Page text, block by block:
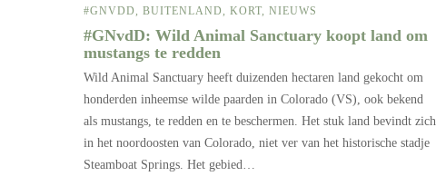
#GNVDD BUITENLAND KORT NIEUWS
#GNvdD: Wild Animal Sanctuary koopt land om
mustangs te redden
Wild Animal Sanctuary heeft duizenden hectaren land gekocht om
honderden inheemse wilde paarden in Colorado (VS), ook bekend
als mustangs, te redden en te beschermen. Het stuk land bevindt zich
in het noordoosten van Colorado, niet ver van het historische stadje
Steamboat Springs. Het gebied…